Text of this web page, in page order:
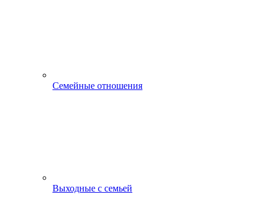
Семейные отношения
Выходные с семьей